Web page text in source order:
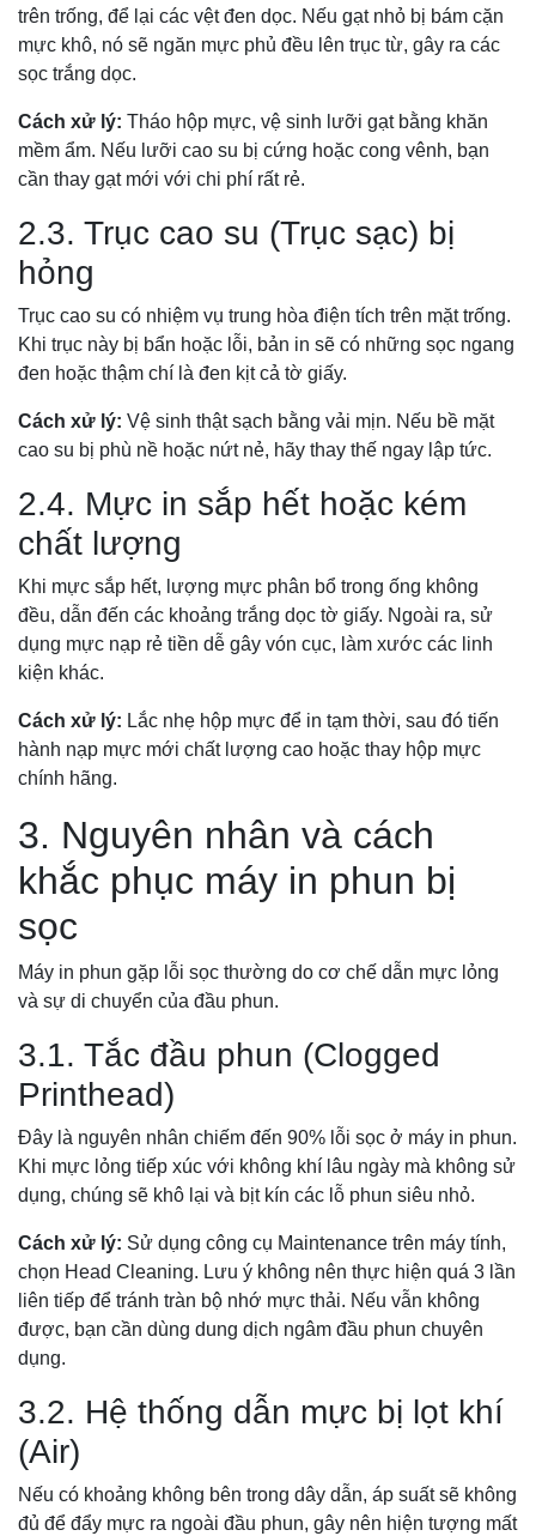
trên trống, để lại các vệt đen dọc. Nếu gạt nhỏ bị bám cặn
mực khô, nó sẽ ngăn mực phủ đều lên trục từ, gây ra các
sọc trắng dọc.
Cách xử lý: Tháo hộp mực, vệ sinh lưỡi gạt bằng khăn
mềm ẩm. Nếu lưỡi cao su bị cứng hoặc cong vênh, bạn
cần thay gạt mới với chi phí rất rẻ.
2.3. Trục cao su (Trục sạc) bị
hỏng
Trục cao su có nhiệm vụ trung hòa điện tích trên mặt trống.
Khi trục này bị bẩn hoặc lỗi, bản in sẽ có những sọc ngang
đen hoặc thậm chí là đen kịt cả tờ giấy.
Cách xử lý: Vệ sinh thật sạch bằng vải mịn. Nếu bề mặt
cao su bị phù nề hoặc nứt nẻ, hãy thay thế ngay lập tức.
2.4. Mực in sắp hết hoặc kém
chất lượng
Khi mực sắp hết, lượng mực phân bổ trong ống không
đều, dẫn đến các khoảng trắng dọc tờ giấy. Ngoài ra, sử
dụng mực nạp rẻ tiền dễ gây vón cục, làm xước các linh
kiện khác.
Cách xử lý: Lắc nhẹ hộp mực để in tạm thời, sau đó tiến
hành nạp mực mới chất lượng cao hoặc thay hộp mực
chính hãng.
3. Nguyên nhân và cách
khắc phục máy in phun bị
sọc
Máy in phun gặp lỗi sọc thường do cơ chế dẫn mực lỏng
và sự di chuyển của đầu phun.
3.1. Tắc đầu phun (Clogged
Printhead)
Đây là nguyên nhân chiếm đến 90% lỗi sọc ở máy in phun.
Khi mực lỏng tiếp xúc với không khí lâu ngày mà không sử
dụng, chúng sẽ khô lại và bịt kín các lỗ phun siêu nhỏ.
Cách xử lý: Sử dụng công cụ Maintenance trên máy tính,
chọn Head Cleaning. Lưu ý không nên thực hiện quá 3 lần
liên tiếp để tránh tràn bộ nhớ mực thải. Nếu vẫn không
được, bạn cần dùng dung dịch ngâm đầu phun chuyên
dụng.
3.2. Hệ thống dẫn mực bị lọt khí
(Air)
Nếu có khoảng không bên trong dây dẫn, áp suất sẽ không
đủ để đẩy mực ra ngoài đầu phun, gây nên hiện tượng mất